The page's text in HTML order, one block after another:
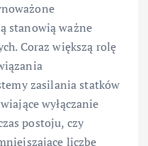
stanowią ważne
Coraz większą rolę
zasilania statków
wyłączanie
postoju, czy
liczbę